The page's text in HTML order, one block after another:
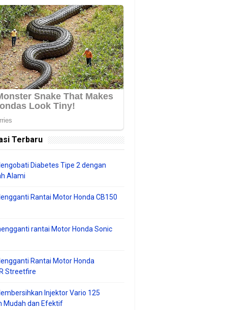
Terbaru
Diabetes Tipe 2 dengan
Alami
Rantai Motor Honda CB150
rantai Motor Honda Sonic
Rantai Motor Honda
Streetfire
Injektor Vario 125
Mudah dan Efektif